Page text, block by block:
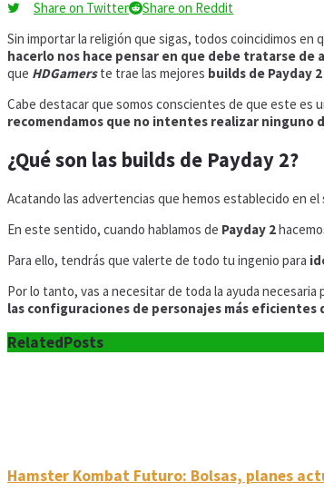
Share on Twitter
Share on Reddit
Sin importar la religión que sigas, todos coincidimos en
hacerlo nos hace pensar en que debe tratarse
que HDGamerste trae las mejores builds de Payday 2
Cabe destacar que somos conscientes de que este es
recomendamos que no intentes realizar ninguno
¿Qué son las builds de Payday 2?
Acatando las advertencias que hemos establecido en
En este sentido, cuando hablamos de Payday 2
Para ello, tendrás que valerte de todo tu ingenio para
Por lo tanto, vas a necesitar de toda la ayuda
las configuraciones de personajes más eficientes
RelatedPosts
Hamster Kombat Futuro: Bolsas, planes